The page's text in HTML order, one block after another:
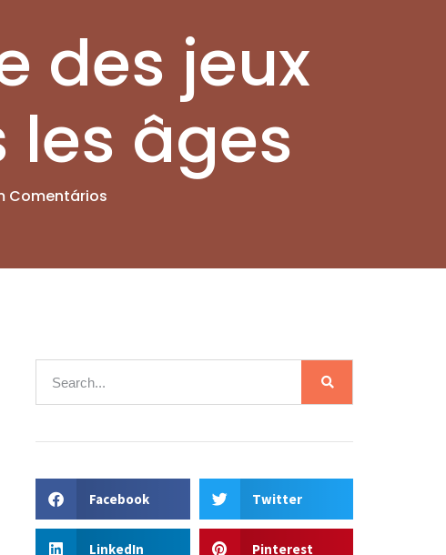
des jeux
âges
Comentários
Facebook Twitter
LinkedIn Pinterest